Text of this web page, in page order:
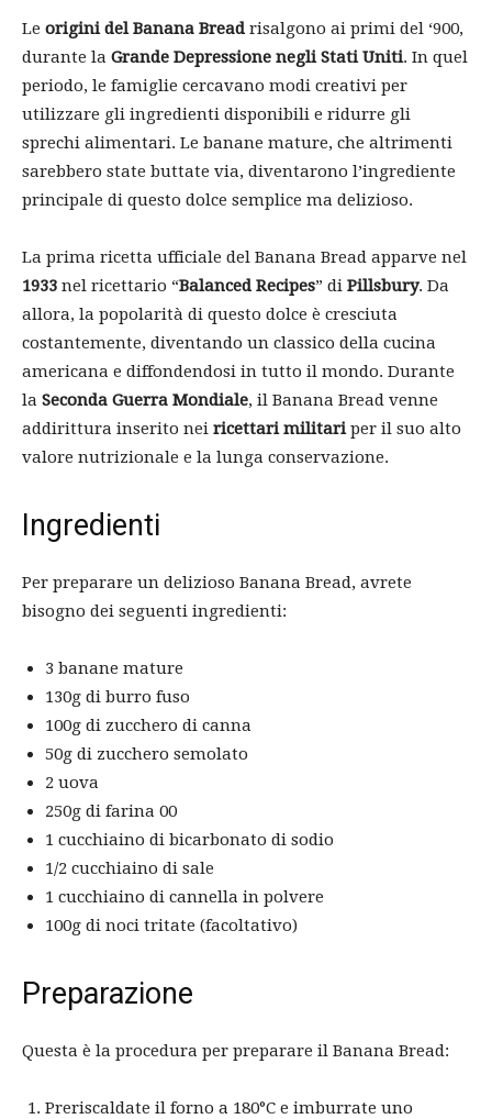
Le origini del Banana Bread risalgono ai primi del ‘900,
durante la Grande Depressione negli Stati Uniti. In quel
periodo, le famiglie cercavano modi creativi per
utilizzare gli ingredienti disponibili e ridurre gli
sprechi alimentari. Le banane mature, che altrimenti
sarebbero state buttate via, diventarono l’ingrediente
principale di questo dolce semplice ma delizioso.
La prima ricetta ufficiale del Banana Bread apparve nel
1933 nel ricettario “Balanced Recipes” di Pillsbury. Da
allora, la popolarità di questo dolce è cresciuta
costantemente, diventando un classico della cucina
americana e diffondendosi in tutto il mondo. Durante
la Seconda Guerra Mondiale, il Banana Bread venne
addirittura inserito nei ricettari militariper il suo alto
valore nutrizionale e la lunga conservazione.
Ingredienti
Per preparare un delizioso Banana Bread, avrete
bisogno dei seguenti ingredienti:
3 banane mature
130g di burro fuso
100g di zucchero di canna
50g di zucchero semolato
2 uova
250g di farina 00
1 cucchiaino di bicarbonato di sodio
1/2 cucchiaino di sale
1 cucchiaino di cannella in polvere
100g di noci tritate (facoltativo)
Preparazione
Questa è la procedura per preparare il Banana Bread:
Preriscaldate il forno a 180°C e imburrate uno